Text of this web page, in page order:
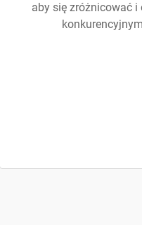
aby się zróżnicować i